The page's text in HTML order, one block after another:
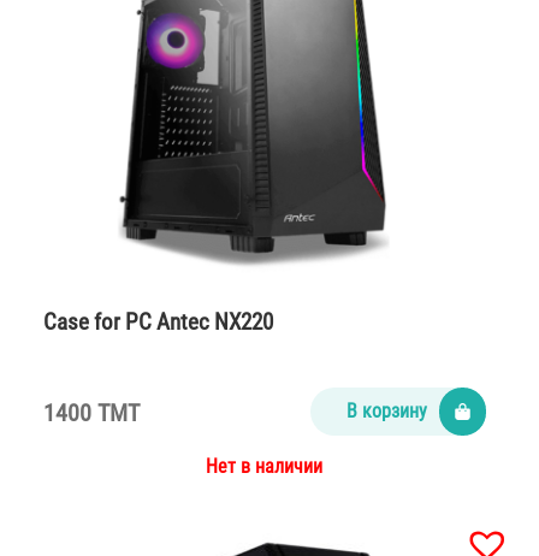
Case for PC Antec NX220
1400 TMT В корзину
Нет в наличии